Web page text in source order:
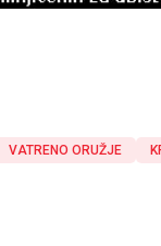
VATRENO ORUŽJE